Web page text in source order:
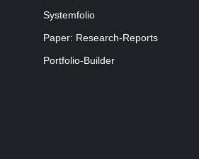
Systemfolio
Paper: Research-Reports
Portfolio-Builder